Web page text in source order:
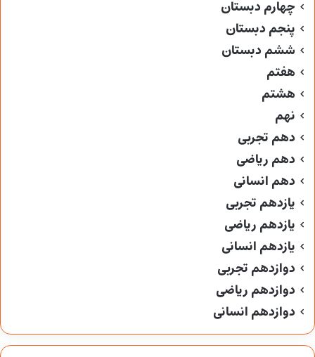
چهارم دبستان
پنجم دبستان
ششم دبستان
هفتم
هشتم
نهم
دهم تجربی
دهم ریاضی
دهم انسانی
یازدهم تجربی
یازدهم ریاضی
یازدهم انسانی
دوازدهم تجربی
دوازدهم ریاضی
دوازدهم انسانی